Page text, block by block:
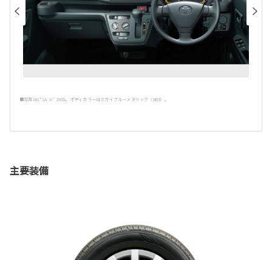
■写真はL“SA Ⅲ” 2WD。 ボディカラーはスカイブルーメタリック〈B83〉。
主要装備